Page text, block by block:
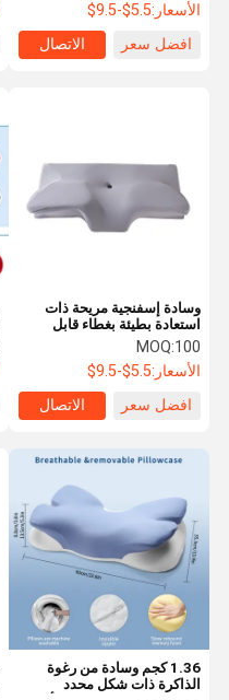
الرئيسية المنتجات
الأسعار:5.5$-9.5$
افضل سعر
الاتصال
وسادة إسفنجية مريحة ذات
استعادة بطيئة بغطاء قابل
للغسل مثالية لمُستلقي الظهر
والجانبين للاسترخاء العضلي
MOQ:100
الأسعار:5.5$-9.5$
افضل سعر
الاتصال
1.36 كجم وسادة من رغوة
الذاكرة ذات شكل محدد